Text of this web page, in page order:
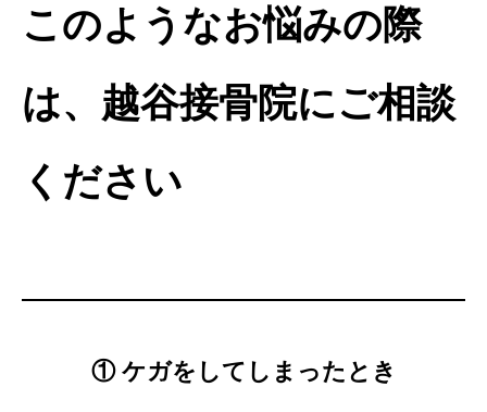
このようなお悩みの際
は、越谷接骨院にご相談
ください
① ケガをしてしまったとき